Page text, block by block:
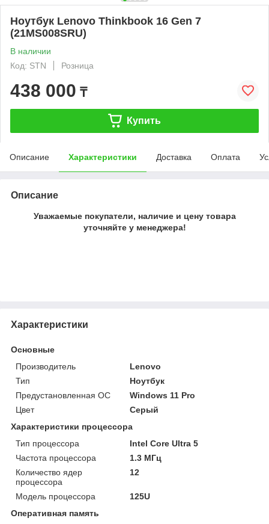
Ноутбук Lenovo Thinkbook 16 Gen 7
(21MS008SRU)
В наличии
Код: STN
Розница
438 000 ₸
Купить
Описание Характеристики Доставка Оплата
Описание
Уважаемые покупатели, наличие и цену товара
уточняйте у менеджера!
Характеристики
Основные
Производитель
Lenovo
Тип
Ноутбук
Предустановленная ОС
Windows 11 Pro
Цвет
Серый
Характеристики процессора
Тип процессора
Intel Core Ultra 5
Частота процессора
1.3 МГц
Количество ядер
процессора
12
Модель процессора
125U
Оперативная память